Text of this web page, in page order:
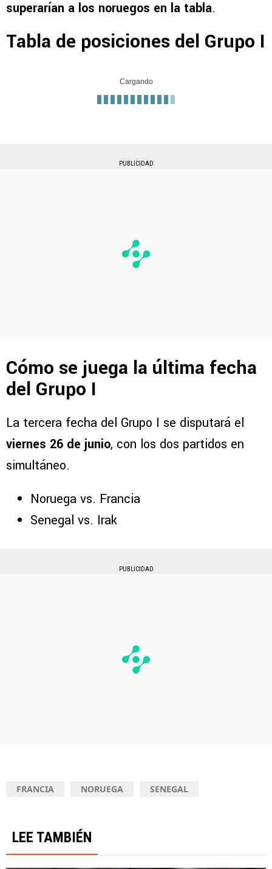
superarían a los noruegos en la tabla.
Tabla de posiciones del Grupo I
Cargando
PUBLICIDAD
Cómo se juega la última fecha
del Grupo I
La tercera fecha del Grupo I se disputará el
viernes 26 de junio, con los dos partidos en
simultáneo.
Noruega vs. Francia
Senegal vs. Irak
PUBLICIDAD
FRANCIA NORUEGA SENEGAL
LEE TAMBIÉN